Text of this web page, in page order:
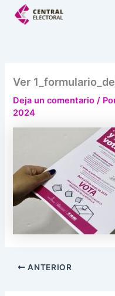
Ver
Deja un comentario /
2024
ANTERIOR